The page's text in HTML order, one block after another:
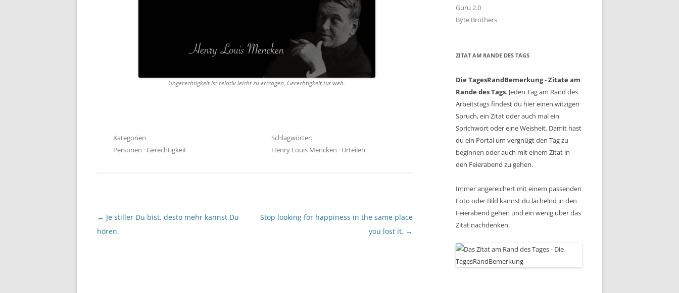
Ungerechtigkeit ist relativ leicht zu ertragen, Gerechtigkeit tut weh.
Kategorien
Personen ·Gerechtigkeit
Schlagwörter:
Henry Louis Mencken · Urteilen
Beitragsnavigation
← Je stiller Du bist, desto mehr kannst Du
hören.
Stop looking for happiness in the same place
you lost it. →
Guru 2.0
Byte Brothers
ZITAT AM RANDE DES TAGS
Die TagesRandBemerkung - Zitate am
Rande des Tags. Jeden Tag am Rand des
Arbeitstags findest du hier einen witzigen
Spruch, ein Zitat oder auch mal ein
Sprichwort oder eine Weisheit. Damit hast
du ein Portal um vergnügt den Tag zu
beginnen oder auch mit einem Zitat in
den Feierabend zu gehen.
Immer angereichert mit einem passenden
Foto oder Bild kannst du lächelnd in den
Feierabend gehen und ein wenig über das
Zitat nachdenken.